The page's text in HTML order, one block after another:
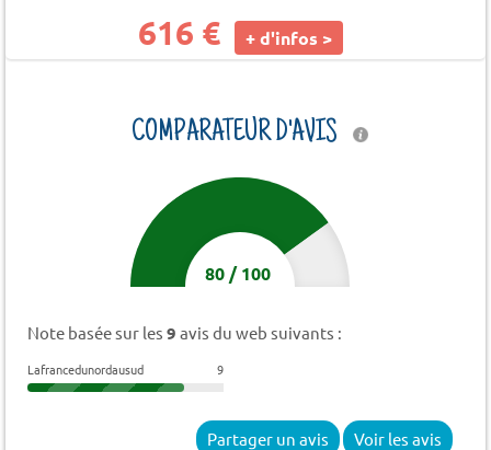
616 € + d'infos >
COMPARATEUR D'AVIS
80/100
Note basée sur les 9 avis du web suivants :
Lafrancedunordausud 9
Partager un avis Voir les avis